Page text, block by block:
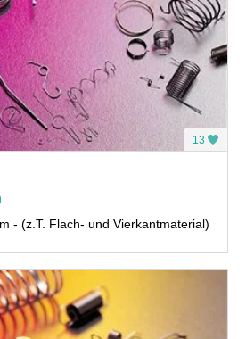
13
- (z.T. Flach- und Vierkantmaterial)